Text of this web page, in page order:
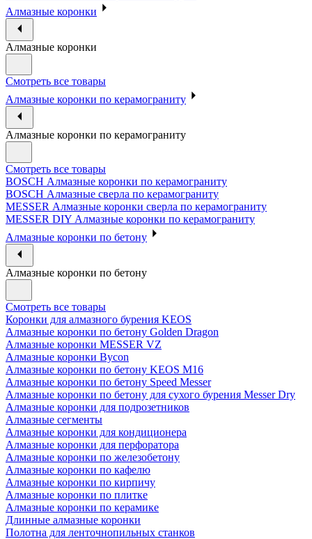
Алмазные коронки
Алмазные коронки
Смотреть все товары
Алмазные коронки по керамограниту
Алмазные коронки по керамограниту
Смотреть все товары
BOSCH Алмазные коронки по керамограниту
BOSCH Алмазные сверла по керамограниту
MESSER Алмазные коронки сверла по керамограниту
MESSER DIY Алмазные коронки по керамограниту
Алмазные коронки по бетону
Алмазные коронки по бетону
Смотреть все товары
Коронки для алмазного бурения KEOS
Алмазные коронки по бетону Golden Dragon
Алмазные коронки MESSER VZ
Алмазные коронки Bycon
Алмазные коронки по бетону KEOS M16
Алмазные коронки по бетону Speed Messer
Алмазные коронки по бетону для сухого бурения Messer Dry
Алмазные коронки для подрозетников
Алмазные сегменты
Алмазные коронки для кондиционера
Алмазные коронки для перфоратора
Алмазные коронки по железобетону
Алмазные коронки по кафелю
Алмазные коронки по кирпичу
Алмазные коронки по плитке
Алмазные коронки по керамике
Длинные алмазные коронки
Полотна для ленточнопильных станков